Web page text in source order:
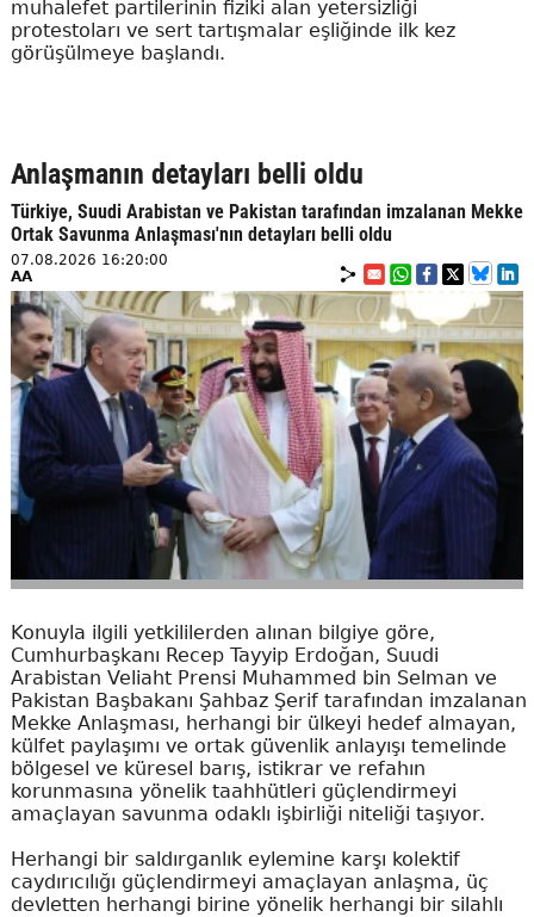
muhalefet partilerinin fiziki alan yetersizliği
protestoları ve sert tartışmalar eşliğinde ilk kez
görüşülmeye başlandı.
Anlaşmanın detayları belli oldu
Türkiye, Suudi Arabistan ve Pakistan tarafından imzalanan Mekke
Ortak Savunma Anlaşması'nın detayları belli oldu
07.08.2026 16:20:00
AA
Konuyla ilgili yetkililerden alınan bilgiye göre,
Cumhurbaşkanı Recep Tayyip Erdoğan, Suudi
Arabistan Veliaht Prensi Muhammed bin Selman ve
Pakistan Başbakanı Şahbaz Şerif tarafından imzalanan
Mekke Anlaşması, herhangi bir ülkeyi hedef almayan,
külfet paylaşımı ve ortak güvenlik anlayışı temelinde
bölgesel ve küresel barış, istikrar ve refahın
korunmasına yönelik taahhütleri güçlendirmeyi
amaçlayan savunma odaklı işbirliği niteliği taşıyor.
Herhangi bir saldırganlık eylemine karşı kolektif
caydırıcılığı güçlendirmeyi amaçlayan anlaşma, üç
devletten herhangi birine yönelik herhangi bir silahlı